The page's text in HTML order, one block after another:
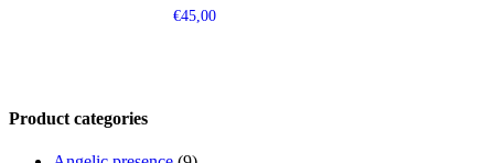
€45,00
Product categories